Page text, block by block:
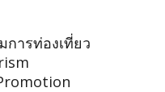
ารท่องเที่ยว